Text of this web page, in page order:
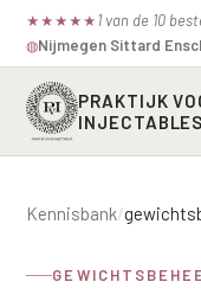
★ ★ ★ ★ ★
◍Nijmegen·Sittard·
PRAKTIJK
INJECTABLES
Voorhoofdsrimpels
Kennisbank/